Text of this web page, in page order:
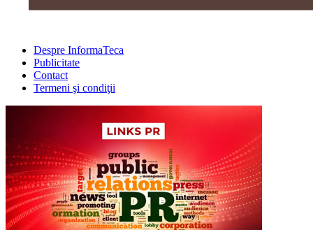
Despre InformaTeca
Publicitate
Contact
Termeni şi condiţii